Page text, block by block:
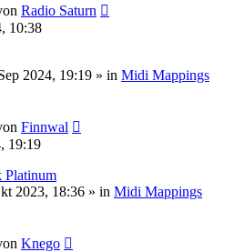
Radio Saturn
10:38
2024, 19:19 » in Midi Mappings
Finnwal
19:19
Platinum
2023, 18:36 » in Midi Mappings
Knego